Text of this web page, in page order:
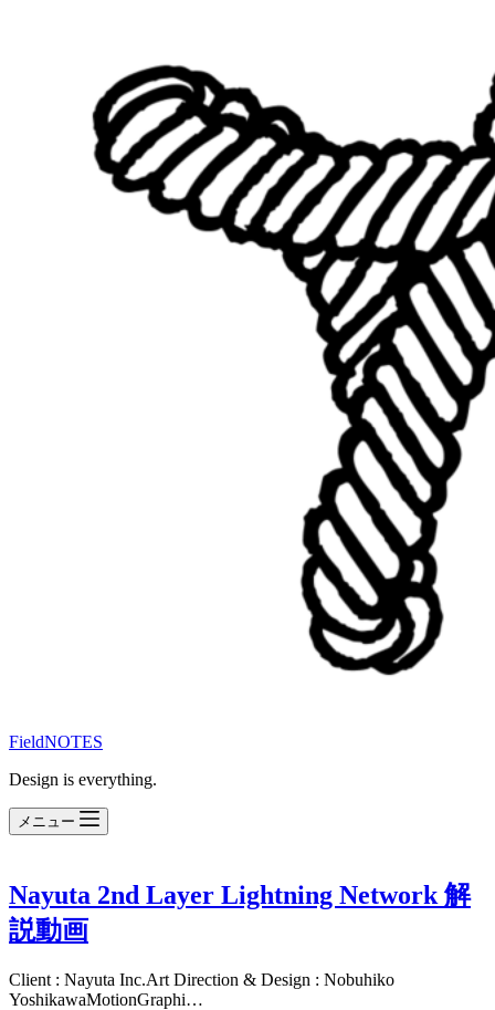
FieldNOTES
Design is everything.
メニュー
Nayuta 2nd Layer Lightning Network 解
説動画
Client : Nayuta Inc.Art Direction & Design : Nobuhiko
YoshikawaMotionGraphi…